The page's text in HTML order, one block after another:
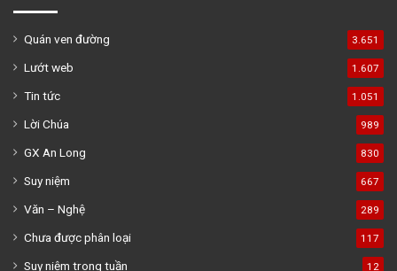
Quán ven đường 3.651
Lướt web 1.607
Tin tức 1.051
Lời Chúa 989
GX An Long 830
Suy niệm 667
Văn – Nghệ 289
Chưa được phân loại 117
Suy niệm trong tuần 12